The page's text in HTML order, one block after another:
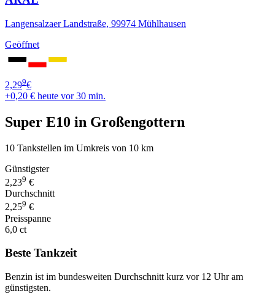
Langensalzaer Landstraße, 99974 Mühlhausen
Geöffnet
2,299€
+0,20 € heute vor 30 min.
Super E10 in Großengottern
10 Tankstellen im Umkreis von 10 km
Günstigster
2,239 €
Durchschnitt
2,259 €
Preisspanne
6,0 ct
Beste Tankzeit
Benzin ist im bundesweiten Durchschnitt kurz vor 12 Uhr am
günstigsten.